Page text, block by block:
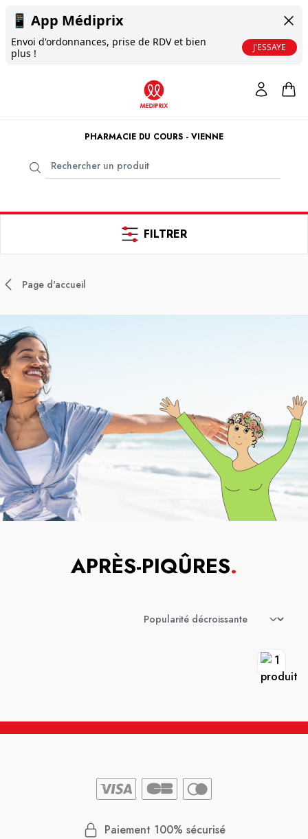
📱 App Médiprix
Envoi d'ordonnances, prise de RDV et bien
plus !
J'ESSAYE
PHARMACIE DU COURS - VIENNE
FILTRER
Page d'accueil
APRÈS-PIQÛRES.
Paiement 100% sécurisé